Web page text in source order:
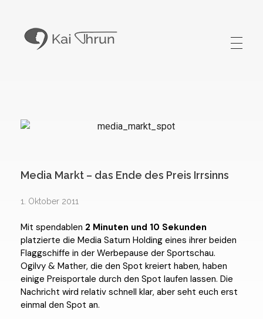
Media Markt – das Ende des Preis Irrsinns
1. Oktober 2011
Mit spendablen 2 Minuten und 10 Sekunden
platzierte die Media Saturn Holding eines ihrer beiden
Flaggschiffe in der Werbepause der Sportschau.
Ogilvy & Mather, die den Spot kreiert haben, haben
einige Preisportale durch den Spot laufen lassen. Die
Nachricht wird relativ schnell klar, aber seht euch erst
einmal den Spot an.